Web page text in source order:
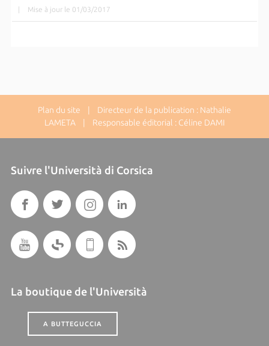
| Mise à jour le 01/03/2017
Plan du site | Directeur de la publication : Nathalie
LAMETA | Responsable éditorial : Céline DAMI
Suivre l'Università di Corsica
La boutique de l'Università
A BUTTEGUCCIA